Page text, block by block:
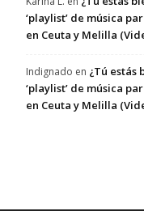
‘playlist’ de música
en Ceuta y Melilla
Indignado en ¿Tú estás
‘playlist’ de música
en Ceuta y Melilla